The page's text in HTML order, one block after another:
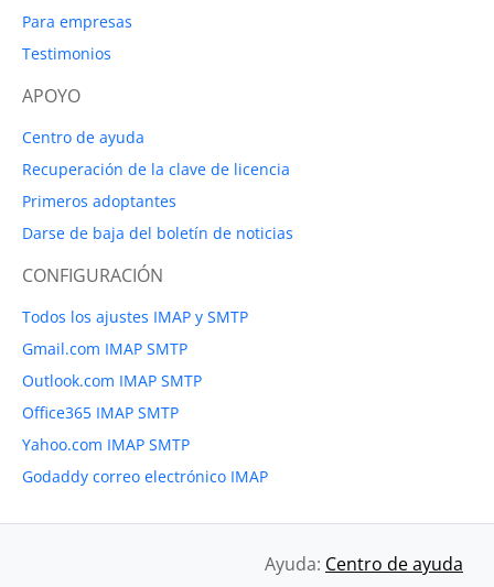
Para empresas
Testimonios
APOYO
Centro de ayuda
Recuperación de la clave de licencia
Primeros adoptantes
Darse de baja del boletín de noticias
CONFIGURACIÓN
Todos los ajustes IMAP y SMTP
Gmail.com IMAP SMTP
Outlook.com IMAP SMTP
Office365 IMAP SMTP
Yahoo.com IMAP SMTP
Godaddy correo electrónico IMAP
Ayuda: Centro de ayuda